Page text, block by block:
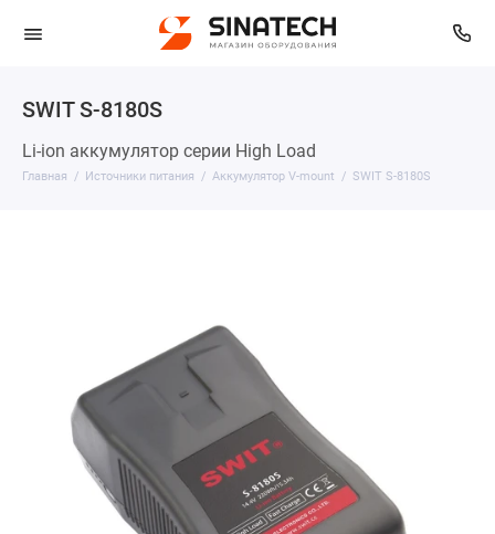
SWIT S-8180S
Li-ion аккумулятор серии High Load
Главная Источники питания Аккумулятор V-mount SWIT S-8180S